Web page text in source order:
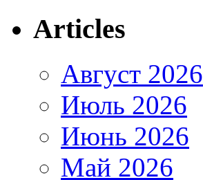
Articles
Август 2026
Июль 2026
Июнь 2026
Май 2026